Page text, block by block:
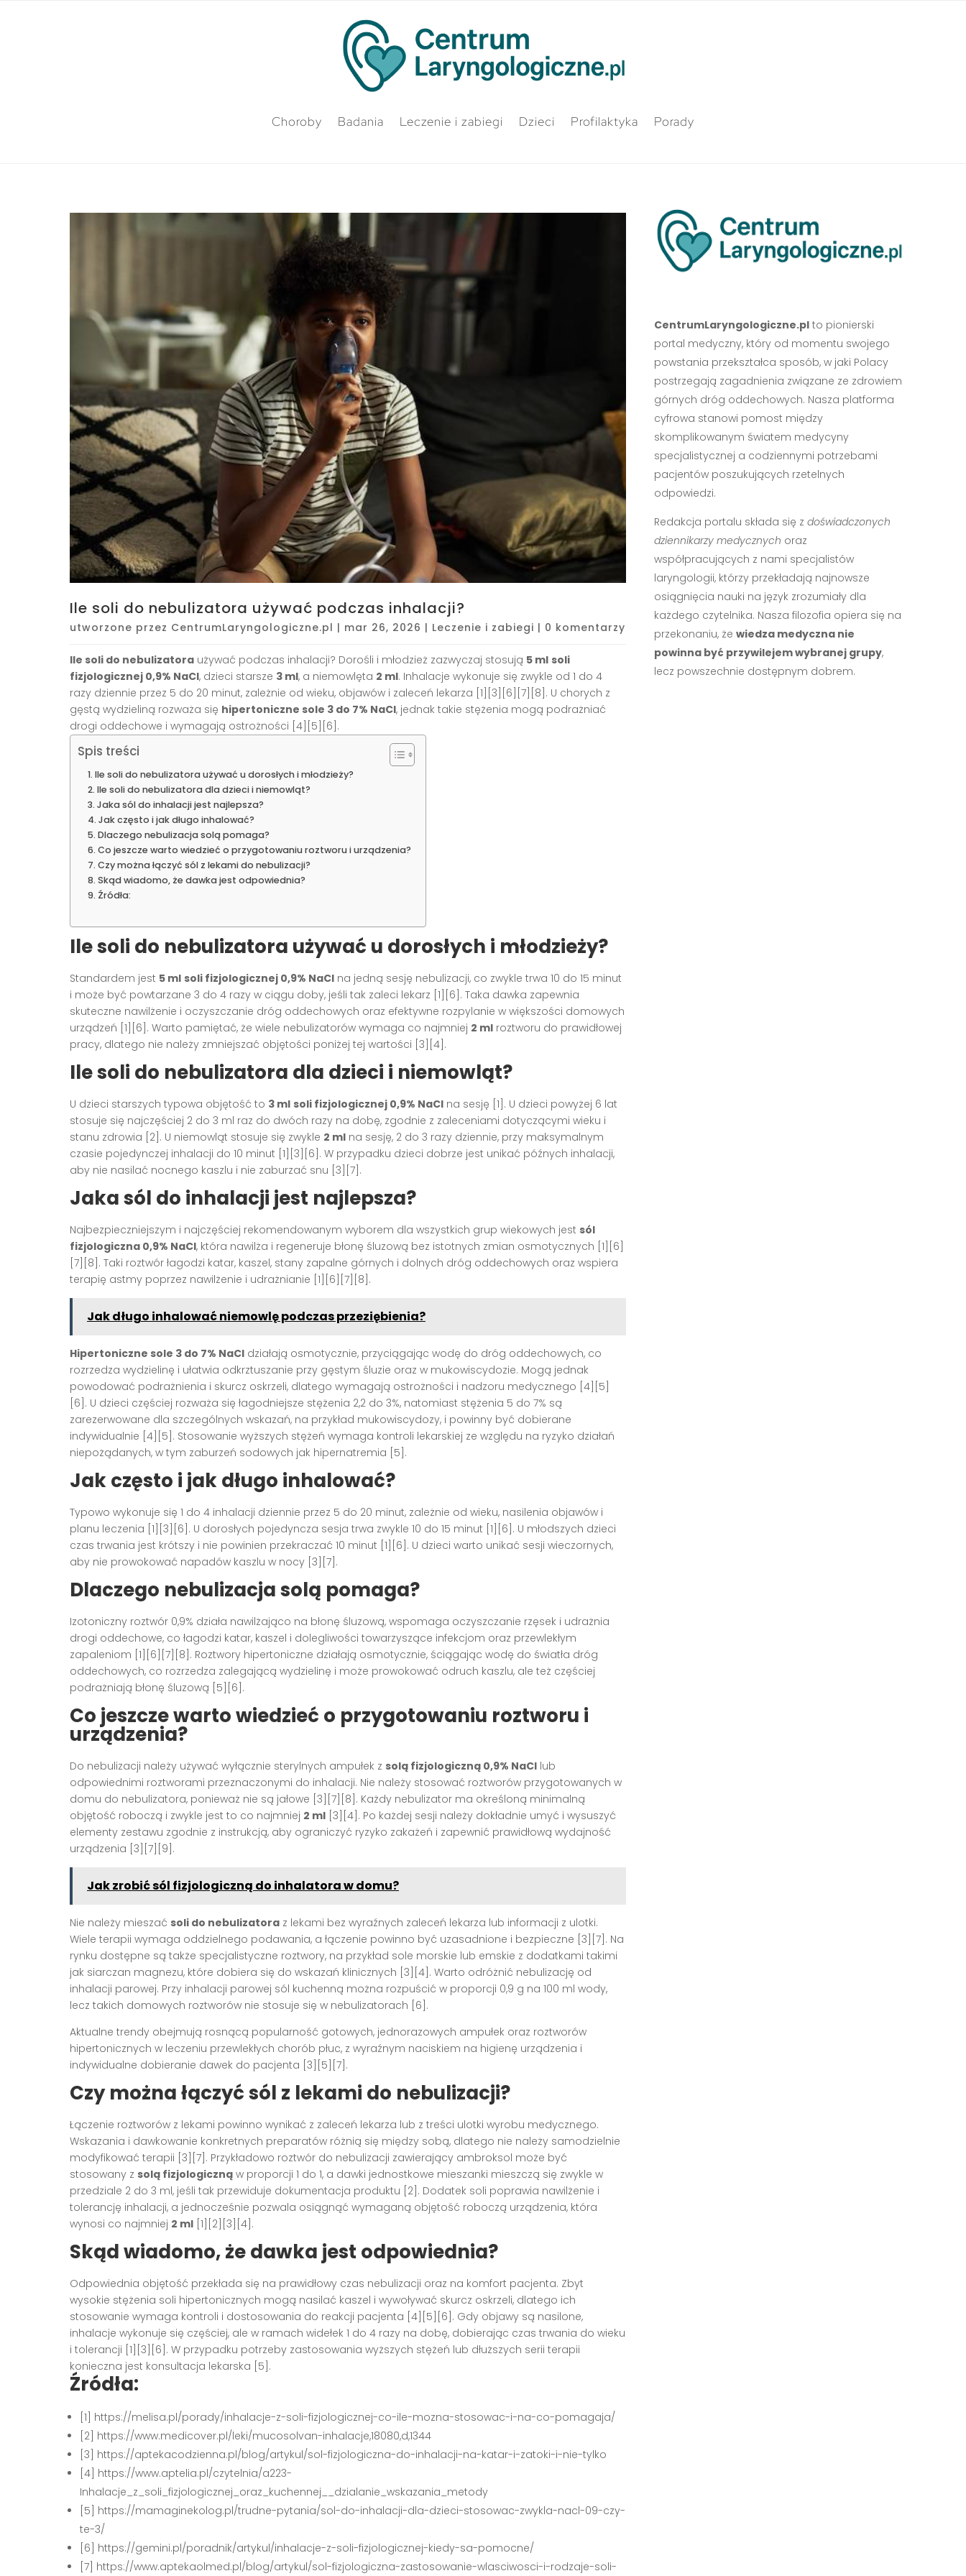
Choroby Badania Leczenie i zabiegi Dzieci Profilaktyka Porady
Ile soli do nebulizatora używać podczas inhalacji?
utworzone przez CentrumLaryngologiczne.pl | mar 26, 2026 | Leczenie i zabiegi | 0 komentarzy
Ile soli do nebulizatora używać podczas inhalacji? Dorośli i młodzież zazwyczaj stosują 5 ml soli
fizjologicznej 0,9% NaCl, dzieci starsze 3 ml, a niemowlęta 2 ml. Inhalacje wykonuje się zwykle od 1 do 4
razy dziennie przez 5 do 20 minut, zależnie od wieku, objawów i zaleceń lekarza [1][3][6][7][8]. U chorych z
gęstą wydzieliną rozważa się hipertoniczne sole 3 do 7% NaCl, jednak takie stężenia mogą podrażniać
drogi oddechowe i wymagają ostrożności [4][5][6].
Spis treści
Ile soli do nebulizatora używać u dorosłych i młodzieży?
Ile soli do nebulizatora dla dzieci i niemowląt?
Jaka sól do inhalacji jest najlepsza?
Jak często i jak długo inhalować?
Dlaczego nebulizacja solą pomaga?
Co jeszcze warto wiedzieć o przygotowaniu roztworu i urządzenia?
Czy można łączyć sól z lekami do nebulizacji?
Skąd wiadomo, że dawka jest odpowiednia?
Źródła:
Ile soli do nebulizatora używać u dorosłych i młodzieży?
Standardem jest 5 ml soli fizjologicznej 0,9% NaCl na jedną sesję nebulizacji, co zwykle trwa 10 do 15 minut
i może być powtarzane 3 do 4 razy w ciągu doby, jeśli tak zaleci lekarz [1][6]. Taka dawka zapewnia
skuteczne nawilżenie i oczyszczanie dróg oddechowych oraz efektywne rozpylanie w większości domowych
urządzeń [1][6]. Warto pamiętać, że wiele nebulizatorów wymaga co najmniej 2 ml roztworu do prawidłowej
pracy, dlatego nie należy zmniejszać objętości poniżej tej wartości [3][4].
Ile soli do nebulizatora dla dzieci i niemowląt?
U dzieci starszych typowa objętość to 3 ml soli fizjologicznej 0,9% NaCl na sesję [1]. U dzieci powyżej 6 lat
stosuje się najczęściej 2 do 3 ml raz do dwóch razy na dobę, zgodnie z zaleceniami dotyczącymi wieku i
stanu zdrowia [2]. U niemowląt stosuje się zwykle 2 ml na sesję, 2 do 3 razy dziennie, przy maksymalnym
czasie pojedynczej inhalacji do 10 minut [1][3][6]. W przypadku dzieci dobrze jest unikać późnych inhalacji,
aby nie nasilać nocnego kaszlu i nie zaburzać snu [3][7].
Jaka sól do inhalacji jest najlepsza?
Najbezpieczniejszym i najczęściej rekomendowanym wyborem dla wszystkich grup wiekowych jest sól
fizjologiczna 0,9% NaCl, która nawilża i regeneruje błonę śluzową bez istotnych zmian osmotycznych [1][6]
[7][8]. Taki roztwór łagodzi katar, kaszel, stany zapalne górnych i dolnych dróg oddechowych oraz wspiera
terapię astmy poprzez nawilżenie i udrażnianie [1][6][7][8].
Jak długo inhalować niemowlę podczas przeziębienia?
Hipertoniczne sole 3 do 7% NaCl działają osmotycznie, przyciągając wodę do dróg oddechowych, co
rozrzedza wydzielinę i ułatwia odkrztuszanie przy gęstym śluzie oraz w mukowiscydozie. Mogą jednak
powodować podrażnienia i skurcz oskrzeli, dlatego wymagają ostrożności i nadzoru medycznego [4][5]
[6]. U dzieci częściej rozważa się łagodniejsze stężenia 2,2 do 3%, natomiast stężenia 5 do 7% są
zarezerwowane dla szczególnych wskazań, na przykład mukowiscydozy, i powinny być dobierane
indywidualnie [4][5]. Stosowanie wyższych stężeń wymaga kontroli lekarskiej ze względu na ryzyko działań
niepożądanych, w tym zaburzeń sodowych jak hipernatremia [5].
Jak często i jak długo inhalować?
Typowo wykonuje się 1 do 4 inhalacji dziennie przez 5 do 20 minut, zależnie od wieku, nasilenia objawów i
planu leczenia [1][3][6]. U dorosłych pojedyncza sesja trwa zwykle 10 do 15 minut [1][6]. U młodszych dzieci
czas trwania jest krótszy i nie powinien przekraczać 10 minut [1][6]. U dzieci warto unikać sesji wieczornych,
aby nie prowokować napadów kaszlu w nocy [3][7].
Dlaczego nebulizacja solą pomaga?
Izotoniczny roztwór 0,9% działa nawilżająco na błonę śluzową, wspomaga oczyszczanie rzęsek i udrażnia
drogi oddechowe, co łagodzi katar, kaszel i dolegliwości towarzyszące infekcjom oraz przewlekłym
zapaleniom [1][6][7][8]. Roztwory hipertoniczne działają osmotycznie, ściągając wodę do światła dróg
oddechowych, co rozrzedza zalegającą wydzielinę i może prowokować odruch kaszlu, ale też częściej
podrażniają błonę śluzową [5][6].
Co jeszcze warto wiedzieć o przygotowaniu roztworu i
urządzenia?
Do nebulizacji należy używać wyłącznie sterylnych ampułek z solą fizjologiczną 0,9% NaCl lub
odpowiednimi roztworami przeznaczonymi do inhalacji. Nie należy stosować roztworów przygotowanych w
domu do nebulizatora, ponieważ nie są jałowe [3][7][8]. Każdy nebulizator ma określoną minimalną
objętość roboczą i zwykle jest to co najmniej 2 ml [3][4]. Po każdej sesji należy dokładnie umyć i wysuszyć
elementy zestawu zgodnie z instrukcją, aby ograniczyć ryzyko zakażeń i zapewnić prawidłową wydajność
urządzenia [3][7][9].
Jak zrobić sól fizjologiczną do inhalatora w domu?
Nie należy mieszać soli do nebulizatora z lekami bez wyraźnych zaleceń lekarza lub informacji z ulotki.
Wiele terapii wymaga oddzielnego podawania, a łączenie powinno być uzasadnione i bezpieczne [3][7]. Na
rynku dostępne są także specjalistyczne roztwory, na przykład sole morskie lub emskie z dodatkami takimi
jak siarczan magnezu, które dobiera się do wskazań klinicznych [3][4]. Warto odróżnić nebulizację od
inhalacji parowej. Przy inhalacji parowej sól kuchenną można rozpuścić w proporcji 0,9 g na 100 ml wody,
lecz takich domowych roztworów nie stosuje się w nebulizatorach [6].
Aktualne trendy obejmują rosnącą popularność gotowych, jednorazowych ampułek oraz roztworów
hipertonicznych w leczeniu przewlekłych chorób płuc, z wyraźnym naciskiem na higienę urządzenia i
indywidualne dobieranie dawek do pacjenta [3][5][7].
Czy można łączyć sól z lekami do nebulizacji?
Łączenie roztworów z lekami powinno wynikać z zaleceń lekarza lub z treści ulotki wyrobu medycznego.
Wskazania i dawkowanie konkretnych preparatów różnią się między sobą, dlatego nie należy samodzielnie
modyfikować terapii [3][7]. Przykładowo roztwór do nebulizacji zawierający ambroksol może być
stosowany z solą fizjologiczną w proporcji 1 do 1, a dawki jednostkowe mieszanki mieszczą się zwykle w
przedziale 2 do 3 ml, jeśli tak przewiduje dokumentacja produktu [2]. Dodatek soli poprawia nawilżenie i
tolerancję inhalacji, a jednocześnie pozwala osiągnąć wymaganą objętość roboczą urządzenia, która
wynosi co najmniej 2 ml [1][2][3][4].
Skąd wiadomo, że dawka jest odpowiednia?
Odpowiednia objętość przekłada się na prawidłowy czas nebulizacji oraz na komfort pacjenta. Zbyt
wysokie stężenia soli hipertonicznych mogą nasilać kaszel i wywoływać skurcz oskrzeli, dlatego ich
stosowanie wymaga kontroli i dostosowania do reakcji pacjenta [4][5][6]. Gdy objawy są nasilone,
inhalacje wykonuje się częściej, ale w ramach widełek 1 do 4 razy na dobę, dobierając czas trwania do wieku
i tolerancji [1][3][6]. W przypadku potrzeby zastosowania wyższych stężeń lub dłuższych serii terapii
konieczna jest konsultacja lekarska [5].
Źródła:
[1] https://melisa.pl/porady/inhalacje-z-soli-fizjologicznej-co-ile-mozna-stosowac-i-na-co-pomagaja/
[2] https://www.medicover.pl/leki/mucosolvan-inhalacje,18080,d,1344
[3] https://aptekacodzienna.pl/blog/artykul/sol-fizjologiczna-do-inhalacji-na-katar-i-zatoki-i-nie-tylko
[4] https://www.aptelia.pl/czytelnia/a223-
Inhalacje_z_soli_fizjologicznej_oraz_kuchennej__dzialanie_wskazania_metody
[5] https://mamaginekolog.pl/trudne-pytania/sol-do-inhalacji-dla-dzieci-stosowac-zwykla-nacl-09-czy-
te-3/
[6] https://gemini.pl/poradnik/artykul/inhalacje-z-soli-fizjologicznej-kiedy-sa-pomocne/
[7] https://www.aptekaolmed.pl/blog/artykul/sol-fizjologiczna-zastosowanie-wlasciwosci-i-rodzaje-soli-
CentrumLaryngologiczne.plto pionierski
portal medyczny, który od momentu swojego
powstania przekształca sposób, w jaki Polacy
postrzegają zagadnienia związane ze zdrowiem
górnych dróg oddechowych. Nasza platforma
cyfrowa stanowi pomost między
skomplikowanym światem medycyny
specjalistycznej a codziennymi potrzebami
pacjentów poszukujących rzetelnych
odpowiedzi.
Redakcja portalu składa się z doświadczonych
dziennikarzy medycznych oraz
współpracujących z nami specjalistów
laryngologii, którzy przekładają najnowsze
osiągnięcia nauki na język zrozumiały dla
każdego czytelnika. Nasza filozofia opiera się na
przekonaniu, że wiedza medyczna nie
powinna być przywilejem wybranej grupy,
lecz powszechnie dostępnym dobrem.